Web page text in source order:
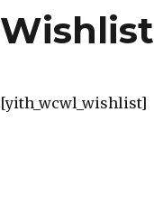
Wishlist
[yith_wcwl_wishlist]